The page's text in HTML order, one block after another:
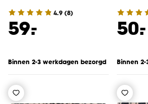
4.9 (8)
59.
-
Binnen 2-3 werkdagen bezorgd
50.
-
Binnen